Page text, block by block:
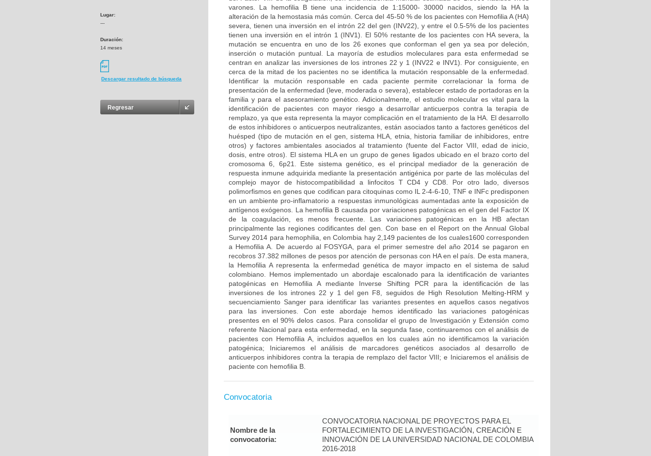
Lugar:
---
Duración:
14 meses
Descargar resultado de búsqueda
Regresar
varones. La hemofilia B tiene una incidencia de 1:15000- 30000 nacidos, siendo la HA la
alteración de la hemostasia más común. Cerca del 45-50 % de los pacientes con Hemofilia A (HA)
severa, tienen una inversión en el intrón 22 del gen (INV22), y entre el 0.5-5% de los pacientes
tienen una inversión en el intrón 1 (INV1). El 50% restante de los pacientes con HA severa, la
mutación se encuentra en uno de los 26 exones que conforman el gen ya sea por deleción,
inserción o mutación puntual. La mayoría de estudios moleculares para esta enfermedad se
centran en analizar las inversiones de los intrones 22 y 1 (INV22 e INV1). Por consiguiente, en
cerca de la mitad de los pacientes no se identifica la mutación responsable de la enfermedad.
Identificar la mutación responsable en cada paciente permite correlacionar la forma de
presentación de la enfermedad (leve, moderada o severa), establecer estado de portadoras en la
familia y para el asesoramiento genético. Adicionalmente, el estudio molecular es vital para la
identificación de pacientes con mayor riesgo a desarrollar anticuerpos contra la terapia de
remplazo, ya que esta representa la mayor complicación en el tratamiento de la HA. El desarrollo
de estos inhibidores o anticuerpos neutralizantes, están asociados tanto a factores genéticos del
huésped (tipo de mutación en el gen, sistema HLA, etnia, historia familiar de inhibidores, entre
otros) y factores ambientales asociados al tratamiento (fuente del Factor VIII, edad de inicio,
dosis, entre otros). El sistema HLA en un grupo de genes ligados ubicado en el brazo corto del
cromosoma 6, 6p21. Este sistema genético, es el principal mediador de la generación de
respuesta inmune adquirida mediante la presentación antigénica por parte de las moléculas del
complejo mayor de histocompatibilidad a linfocitos T CD4 y CD8. Por otro lado, diversos
polimorfismos en genes que codifican para citoquinas como IL 2-4-6-10, TNF e INFc predisponen
en un ambiente pro-inflamatorio a respuestas inmunológicas aumentadas ante la exposición de
antígenos exógenos. La hemofilia B causada por variaciones patogénicas en el gen del Factor IX
de la coagulación, es menos frecuente. Las variaciones patogénicas en la HB afectan
principalmente las regiones codificantes del gen. Con base en el Report on the Annual Global
Survey 2014 para hemophilia, en Colombia hay 2,149 pacientes de los cuales1600 corresponden
a Hemofilia A. De acuerdo al FOSYGA, para el primer semestre del año 2014 se pagaron en
recobros 37.382 millones de pesos por atención de personas con HA en el país. De esta manera,
la Hemofilia A representa la enfermedad genética de mayor impacto en el sistema de salud
colombiano. Hemos implementado un abordaje escalonado para la identificación de variantes
patogénicas en Hemofilia A mediante Inverse Shifting PCR para la identificación de las
inversiones de los intrones 22 y 1 del gen F8, seguidos de High Resolution Melting-HRM y
secuenciamiento Sanger para identificar las variantes presentes en aquellos casos negativos
para las inversiones. Con este abordaje hemos identificado las variaciones patogénicas
presentes en el 90% delos casos. Para consolidar el grupo de Investigación y Extensión como
referente Nacional para esta enfermedad, en la segunda fase, continuaremos con el análisis de
pacientes con Hemofilia A, incluidos aquellos en los cuales aún no identificamos la variación
patogénica; Iniciaremos el análisis de marcadores genéticos asociados al desarrollo de
anticuerpos inhibidores contra la terapia de remplazo del factor VIII; e Iniciaremos el análisis de
paciente con hemofilia B.
Convocatoria
Nombre de la
convocatoria:
CONVOCATORIA NACIONAL DE PROYECTOS PARA EL
FORTALECIMIENTO DE LA INVESTIGACIÓN, CREACIÓN E
INNOVACIÓN DE LA UNIVERSIDAD NACIONAL DE COLOMBIA
2016-2018